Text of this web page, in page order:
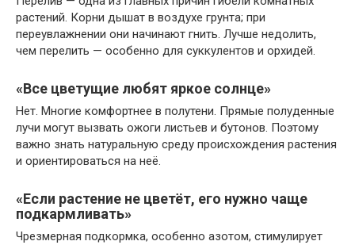
растений. Корни дышат в воздухе грунта; при
переувлажнении они начинают гнить. Лучше недолить,
чем перелить — особенно для суккулентов и орхидей.
«Все цветущие любят яркое солнце»
Нет. Многие комфортнее в полутени. Прямые полуденные
лучи могут вызвать ожоги листьев и бутонов. Поэтому
важно знать натуральную среду происхождения растения
и ориентироваться на неё.
«Если растение не цветёт, его нужно чаще
подкармливать»
Чрезмерная подкормка, особенно азотом, стимулирует